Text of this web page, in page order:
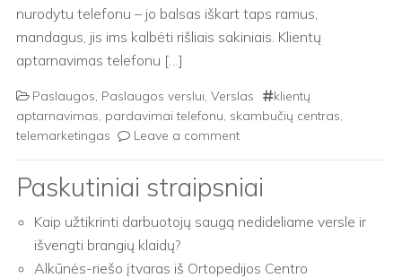
nurodytu telefonu – jo balsas iškart taps ramus,
mandagus, jis ims kalbėti rišliais sakiniais. Klientų
aptarnavimas telefonu […]
Paslaugos, Paslaugos verslui, Verslas
klientų
aptarnavimas, pardavimai telefonu, skambučių centras,
telemarketingas
Leave a comment
Paskutiniai straipsniai
Kaip užtikrinti darbuotojų saugą nedideliame versle ir
išvengti brangių klaidų?
Alkūnės-riešo įtvaras iš Ortopedijos Centro